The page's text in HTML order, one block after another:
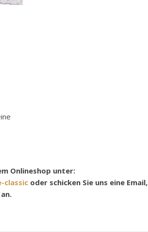
Onlineshop unter:
oder schicken Sie uns eine Email,